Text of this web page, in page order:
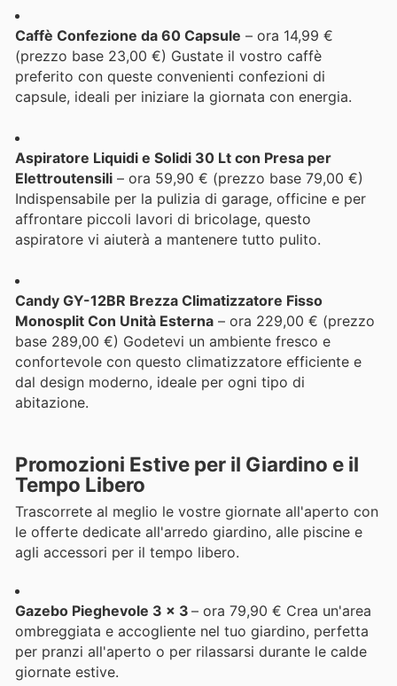
Caffè Confezione da 60 Capsule – ora 14,99 €
(prezzo base 23,00 €) Gustate il vostro caffè
preferito con queste convenienti confezioni di
capsule, ideali per iniziare la giornata con energia.
Aspiratore Liquidi e Solidi 30 Lt con Presa per
Elettroutensili – ora 59,90 € (prezzo base 79,00 €)
Indispensabile per la pulizia di garage, officine e per
affrontare piccoli lavori di bricolage, questo
aspiratore vi aiuterà a mantenere tutto pulito.
Candy GY-12BR Brezza Climatizzatore Fisso
Monosplit Con Unità Esterna – ora 229,00 € (prezzo
base 289,00 €) Godetevi un ambiente fresco e
confortevole con questo climatizzatore efficiente e
dal design moderno, ideale per ogni tipo di
abitazione.
Promozioni Estive per il Giardino e il
Tempo Libero
Trascorrete al meglio le vostre giornate all'aperto con
le offerte dedicate all'arredo giardino, alle piscine e
agli accessori per il tempo libero.
Gazebo Pieghevole 3 x 3– ora 79,90 € Crea un'area
ombreggiata e accogliente nel tuo giardino, perfetta
per pranzi all'aperto o per rilassarsi durante le calde
giornate estive.